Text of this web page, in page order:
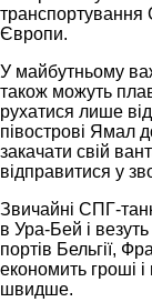
транспортування
Європи.
У майбутньому
також можуть
рухатися лише
півострові Ямал
закачати свій
відправитися у
Звичайні СПГ-
в Ура-Бей і
портів Бельгії,
економить гроші
швидше.